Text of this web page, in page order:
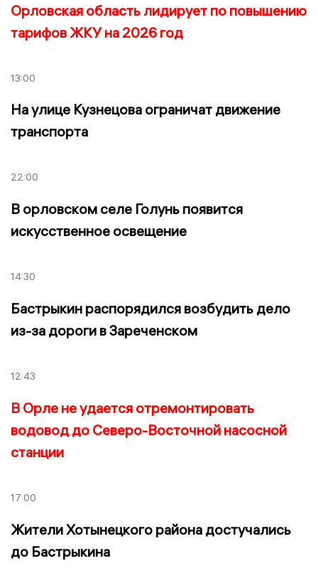
Орловская область лидирует по повышению
тарифов ЖКУ на 2026 год
13:00
На улице Кузнецова ограничат движение
транспорта
22:00
В орловском селе Голунь появится
искусственное освещение
14:30
Бастрыкин распорядился возбудить дело
из-за дороги в Зареченском
12:43
В Орле не удается отремонтировать
водовод до Северо-Восточной насосной
станции
17:00
Жители Хотынецкого района достучались
до Бастрыкина